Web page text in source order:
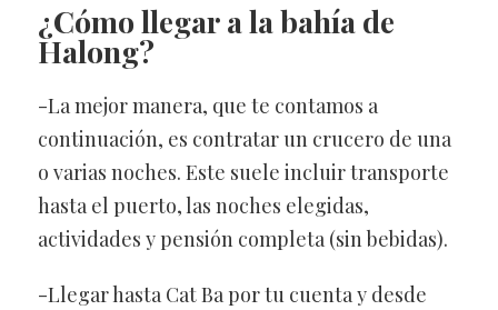
¿Cómo llegar a la bahía de
Halong?
-La mejor manera, que te contamos a
continuación, es contratar un crucero de una
o varias noches. Este suele incluir transporte
hasta el puerto, las noches elegidas,
actividades y pensión completa (sin bebidas).
-Llegar hasta Cat Ba por tu cuenta y desde